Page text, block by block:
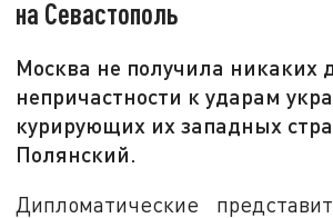
на Севастополь
Москва не получила никаких
непричастности к ударам
курирующих их западных
Полянский.
Дипломатические